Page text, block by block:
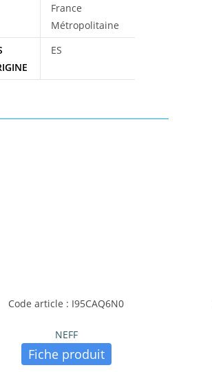
France
Métropolitaine
ES
Code article : I95CAQ6N0
NEFF
Fiche produit